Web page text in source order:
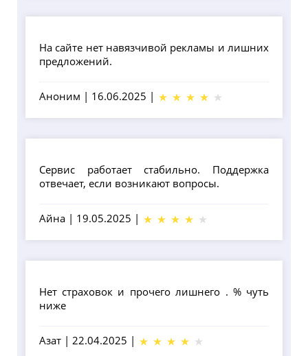
На сайте нет навязчивой рекламы и лишних
предложений.
Аноним | 16.06.2025 |
Сервис работает стабильно. Поддержка
отвечает, если возникают вопросы.
Айна | 19.05.2025 |
Нет страховок и прочего лишнего . % чуть
ниже
Азат | 22.04.2025 |